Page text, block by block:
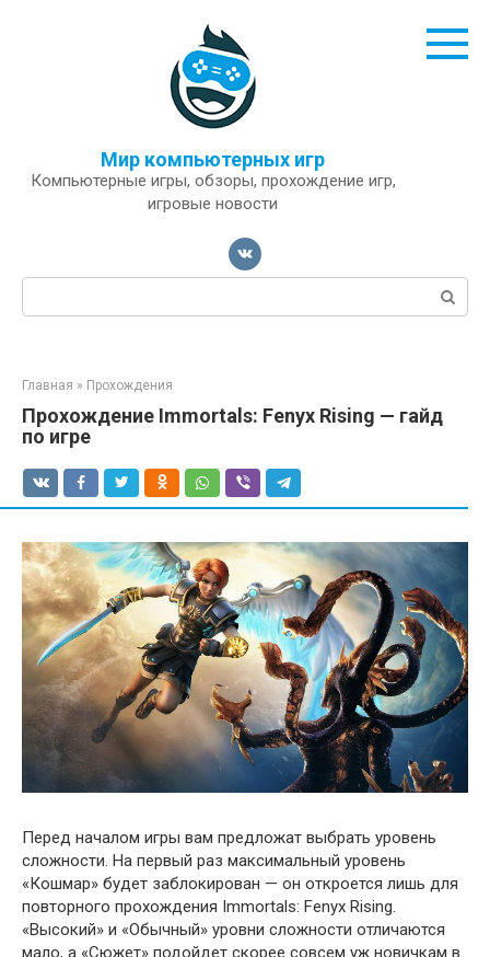
Мир компьютерных игр
Компьютерные игры, обзоры, прохождение игр,
игровые новости
Поиск:
Главная » Прохождения
Прохождение Immortals: Fenyx Rising — гайд
по игре
Перед началом игры вам предложат выбрать уровень
сложности. На первый раз максимальный уровень
«Кошмар» будет заблокирован — он откроется лишь для
повторного прохождения Immortals: Fenyx Rising.
«Высокий» и «Обычный» уровни сложности отличаются